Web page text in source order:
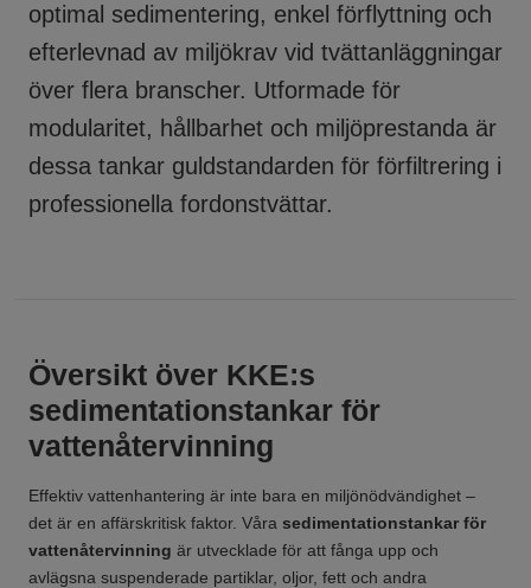
optimal sedimentering, enkel förflyttning och
efterlevnad av miljökrav vid tvättanläggningar
över flera branscher. Utformade för
modularitet, hållbarhet och miljöprestanda är
dessa tankar guldstandarden för förfiltrering i
professionella fordonstvättar.
Översikt över KKE:s
sedimentationstankar för
vattenåtervinning
Effektiv vattenhantering är inte bara en miljönödvändighet –
det är en affärskritisk faktor. Våra sedimentationstankar för
vattenåtervinning är utvecklade för att fånga upp och
avlägsna suspenderade partiklar, oljor, fett och andra